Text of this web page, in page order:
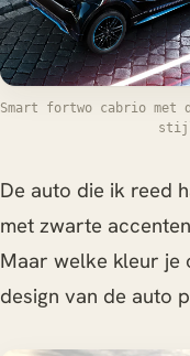
Smart fortwo cabrio met
De auto die ik reed
met zwarte
Maar welke kleur je
design van de auto